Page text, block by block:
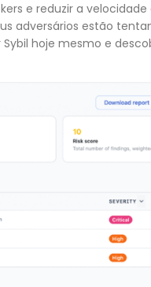
e reduzir a
adversários estão
hoje mesmo e